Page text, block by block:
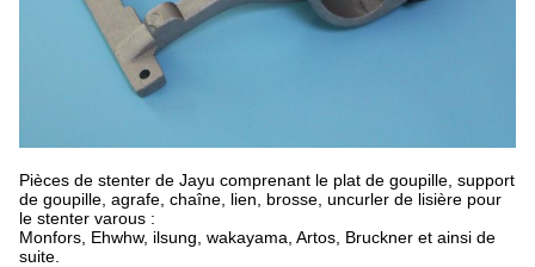
Pièces de stenter de Jayu comprenant le plat de goupille, support
de goupille, agrafe, chaîne, lien, brosse, uncurler de lisière pour
le stenter varous :
Monfors, Ehwhw, ilsung, wakayama, Artos, Bruckner et ainsi de
suite.